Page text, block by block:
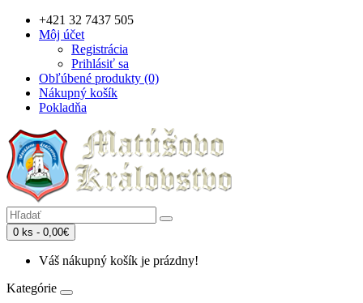
+421 32 7437 505
Môj účet
Registrácia
Prihlásiť sa
Obľúbené produkty (0)
Nákupný košík
Pokladňa
0 ks - 0,00€
Váš nákupný košík je prázdny!
Kategórie